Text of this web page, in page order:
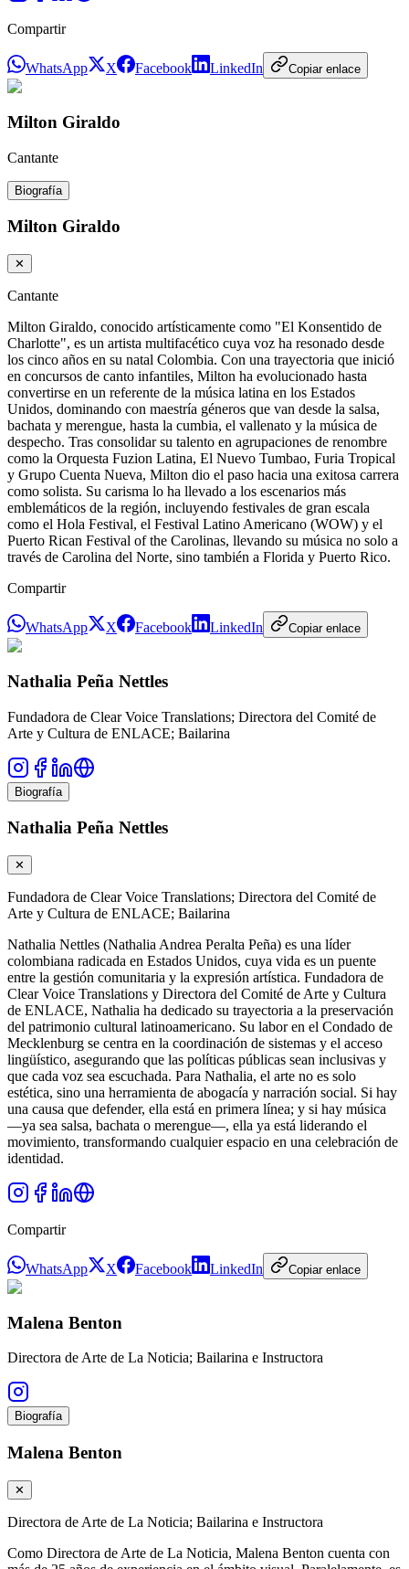
Compartir
WhatsApp X Facebook LinkedIn Copiar enlace
Milton Giraldo
Cantante
Biografía
Milton Giraldo
✕
Cantante
Milton Giraldo, conocido artísticamente como "El Konsentido de
Charlotte", es un artista multifacético cuya voz ha resonado desde
los cinco años en su natal Colombia. Con una trayectoria que inició
en concursos de canto infantiles, Milton ha evolucionado hasta
convertirse en un referente de la música latina en los Estados
Unidos, dominando con maestría géneros que van desde la salsa,
bachata y merengue, hasta la cumbia, el vallenato y la música de
despecho. Tras consolidar su talento en agrupaciones de renombre
como la Orquesta Fuzion Latina, El Nuevo Tumbao, Furia Tropical
y Grupo Cuenta Nueva, Milton dio el paso hacia una exitosa carrera
como solista. Su carisma lo ha llevado a los escenarios más
emblemáticos de la región, incluyendo festivales de gran escala
como el Hola Festival, el Festival Latino Americano (WOW) y el
Puerto Rican Festival of the Carolinas, llevando su música no solo a
través de Carolina del Norte, sino también a Florida y Puerto Rico.
Compartir
WhatsApp X Facebook LinkedIn Copiar enlace
Nathalia Peña Nettles
Fundadora de Clear Voice Translations; Directora del Comité de
Arte y Cultura de ENLACE; Bailarina
Biografía
Nathalia Peña Nettles
✕
Fundadora de Clear Voice Translations; Directora del Comité de
Arte y Cultura de ENLACE; Bailarina
Nathalia Nettles (Nathalia Andrea Peralta Peña) es una líder
colombiana radicada en Estados Unidos, cuya vida es un puente
entre la gestión comunitaria y la expresión artística. Fundadora de
Clear Voice Translations y Directora del Comité de Arte y Cultura
de ENLACE, Nathalia ha dedicado su trayectoria a la preservación
del patrimonio cultural latinoamericano. Su labor en el Condado de
Mecklenburg se centra en la coordinación de sistemas y el acceso
lingüístico, asegurando que las políticas públicas sean inclusivas y
que cada voz sea escuchada. Para Nathalia, el arte no es solo
estética, sino una herramienta de abogacía y narración social. Si hay
una causa que defender, ella está en primera línea; y si hay música
—ya sea salsa, bachata o merengue—, ella ya está liderando el
movimiento, transformando cualquier espacio en una celebración de
identidad.
Compartir
WhatsApp X Facebook LinkedIn Copiar enlace
Malena Benton
Directora de Arte de La Noticia; Bailarina e Instructora
Biografía
Malena Benton
✕
Directora de Arte de La Noticia; Bailarina e Instructora
Como Directora de Arte de La Noticia, Malena Benton cuenta con